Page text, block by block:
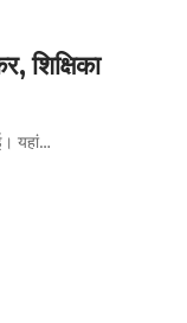
शिक्षिका
यहां…